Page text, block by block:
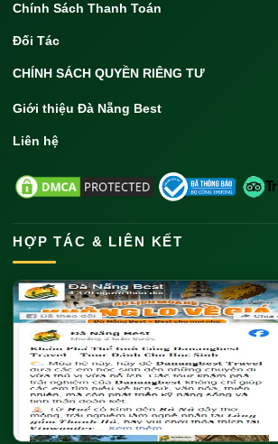
Chính Sách Thanh Toán
Đối Tác
CHÍNH SÁCH QUYỀN RIÊNG TƯ
Giới thiệu Đà Nẵng Best
Liên hệ
HỢP TÁC & LIÊN KẾT